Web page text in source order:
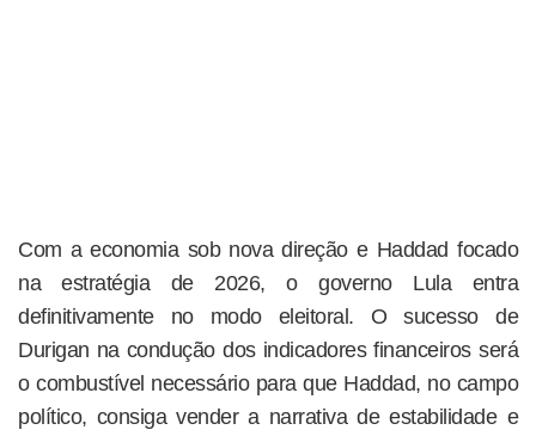
Com a economia sob nova direção e Haddad focado
na estratégia de 2026, o governo Lula entra
definitivamente no modo eleitoral. O sucesso de
Durigan na condução dos indicadores financeiros será
o combustível necessário para que Haddad, no campo
político, consiga vender a narrativa de estabilidade e